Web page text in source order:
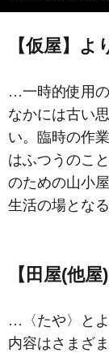
【仮屋】よ
…一時的使用
なかには古い
い。臨時の作
はふつうのこ
のための山小
生活の場とな
【田屋(他
…〈たや〉と
内容はさまざ